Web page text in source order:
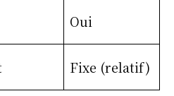
Oui
Fixe (relatif)